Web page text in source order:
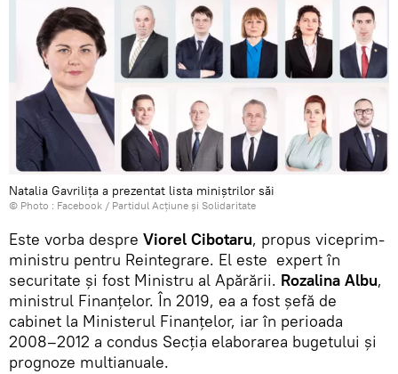
Natalia Gavrilița a prezentat lista miniștrilor săi
© Photo : Facebook / Partidul Acțiune și Solidaritate
Este vorba despre Viorel Cibotaru, propus viceprim-
ministru pentru Reintegrare. El este expert în
securitate și fost Ministru al Apărării. Rozalina Albu,
ministrul Finanțelor. În 2019, ea a fost șefă de
cabinet la Ministerul Finanțelor, iar în perioada
2008–2012 a condus Secția elaborarea bugetului și
prognoze multianuale.